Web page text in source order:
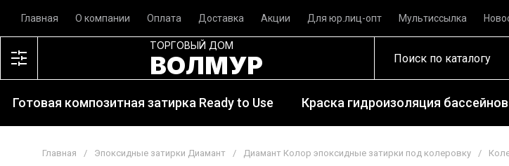
Главная О компании Оплата Доставка Акции Для юр.лиц-опт Мультиссылка
ТОРГОВЫЙ ДОМ
ВОЛМУР
Готовая композитная затирка Ready to Use Краска гидроизоляция бассейнов
Главная / Эпоксидные затирки Диамант / Диамант Колор эпоксидные затирки под колеровку /